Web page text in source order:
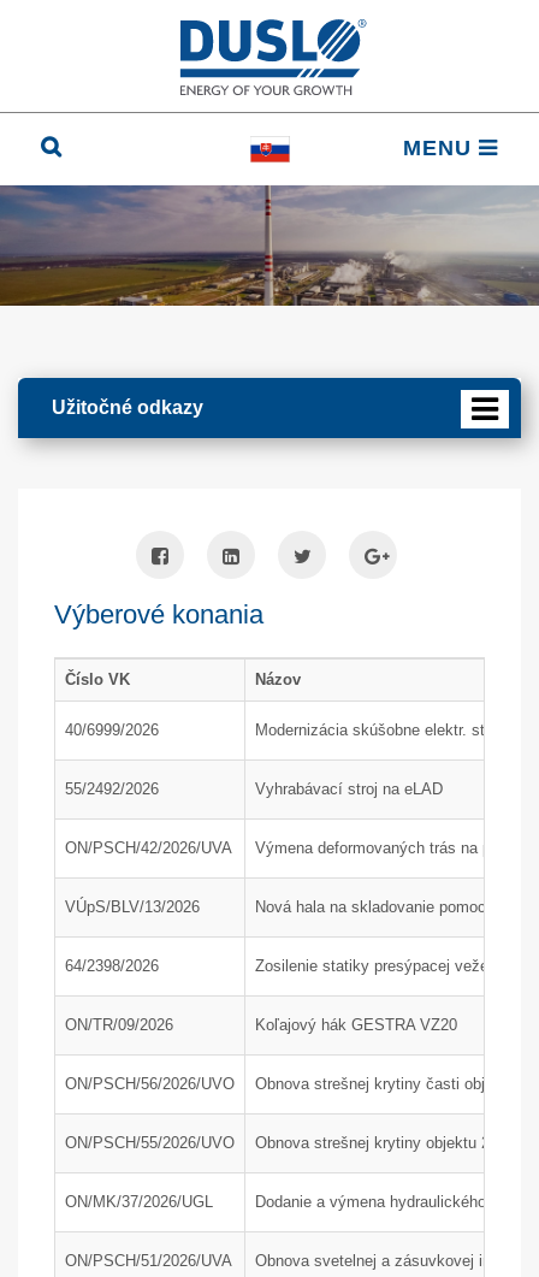
MENU
Užitočné odkazy
Výberové konania
Číslo VK Názov
40/6999/2026 Modernizácia skúšobne elektr. strojov
55/2492/2026 Vyhrabávací stroj na eLAD
ON/PSCH/42/2026/UVA Výmena deformovaných trás na
VÚpS/BLV/13/2026 Nová hala na skladovanie pomocného
64/2398/2026 Zosilenie statiky presýpacej veže H200
ON/TR/09/2026 Koľajový hák GESTRA VZ20
ON/PSCH/56/2026/UVO Obnova strešnej krytiny časti objektu
ON/PSCH/55/2026/UVO Obnova strešnej krytiny objektu 24-34
ON/MK/37/2026/UGL Dodanie a výmena hydraulického
ON/PSCH/51/2026/UVA Obnova svetelnej a zásuvkovej